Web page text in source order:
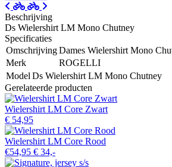
Beschrijving
Ds Wielershirt LM Mono Chutney
Specificaties
OmschrijvingDames Wielershirt Mono
Merk
ROGELLI
Model Ds Wielershirt LM Mono Chutney
Gerelateerde producten
Wielershirt LM Core Zwart
€ 54,95
Wielershirt LM Core Rood
€54,95 € 34,-